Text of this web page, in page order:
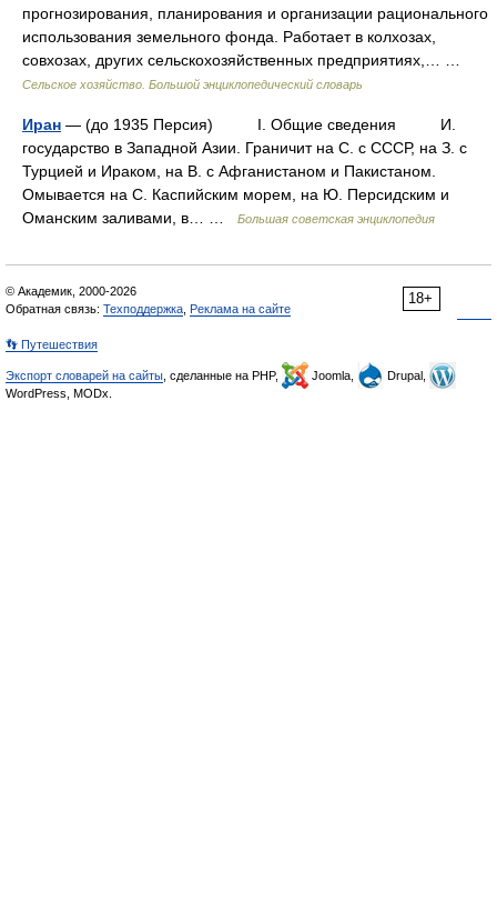
прогнозирования, планирования и организации рационального
использования земельного фонда. Работает в колхозах,
совхозах, других сельскохозяйственных предприятиях,… …
Сельское хозяйство. Большой энциклопедический словарь
Иран — (до 1935 Персия) I. Общие сведения И.
государство в Западной Азии. Граничит на С. с СССР, на З. с
Турцией и Ираком, на В. с Афганистаном и Пакистаном.
Омывается на С. Каспийским морем, на Ю. Персидским и
Оманским заливами, в… …
Большая советская энциклопедия
18+
© Академик, 2000-2026
Обратная связь: Техподдержка Реклама на сайте
👣 Путешествия
Экспорт словарей на сайты , сделанные на PHP, Joomla,
Drupal,
WordPress, MODx.